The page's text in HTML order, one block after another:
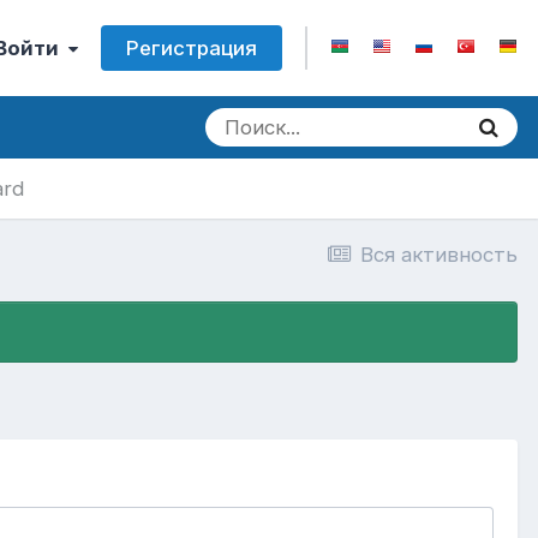
Регистрация
Вся активность